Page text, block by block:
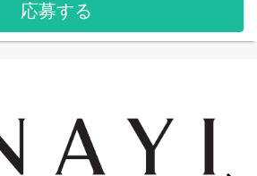
応募する